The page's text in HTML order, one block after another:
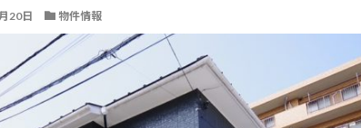
20日 物件情報